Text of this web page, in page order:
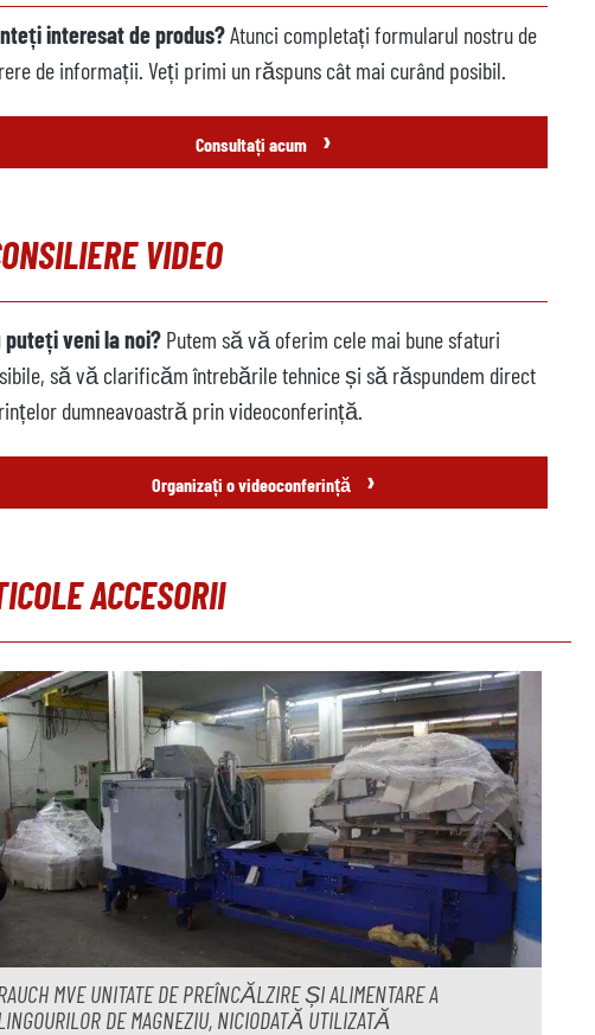
interesat de produs?Atunci completați formularul nostru de
de informații. Veți primi un răspuns cât mai curând posibil.
Consultați acum ›
VIDEO
puteți veni la noi? Putem să vă oferim cele mai bune sfaturi
să vă clarificăm întrebările tehnice și să răspundem direct
dumneavoastră prin videoconferință.
Organizați o videoconferință ›
ACCESORII
MVE UNITATE DE PREÎNCĂLZIRE ȘI ALIMENTARE A
DE MAGNEZIU, NICIODATĂ UTILIZATĂ